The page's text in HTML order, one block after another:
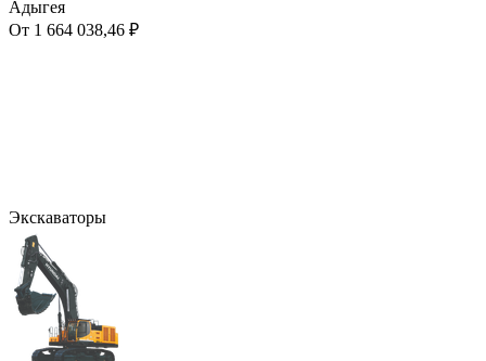
Адыгея
От 1 664 038,46 ₽
Экскаваторы